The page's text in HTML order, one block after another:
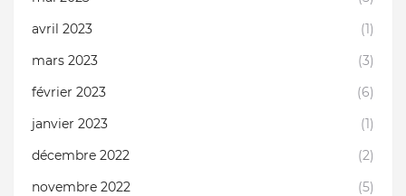
avril 2023
(1)
mars 2023
(3)
février 2023
(6)
janvier 2023
(1)
décembre 2022
(2)
novembre 2022
(5)